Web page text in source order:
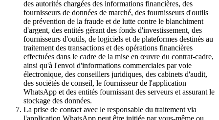
des autorités chargées des informations financières, des
fournisseurs de données de marché, des fournisseurs d'outils
de prévention de la fraude et de lutte contre le blanchiment
d'argent, des entités gérant des fonds d'investissement, des
fournisseurs d'outils, de logiciels et de plateformes destinés au
traitement des transactions et des opérations financières
effectuées dans le cadre de la mise en œuvre du contrat-cadre,
ainsi qu'à l'envoi d'informations commerciales par voie
électronique, des conseillers juridiques, des cabinets d'audit,
des sociétés de conseil, le fournisseur de l'application
WhatsApp et des entités fournissant des serveurs et assurant le
stockage des données.
La prise de contact avec le responsable du traitement via
l'application WhatsApp peut être initiée par vous-même ou